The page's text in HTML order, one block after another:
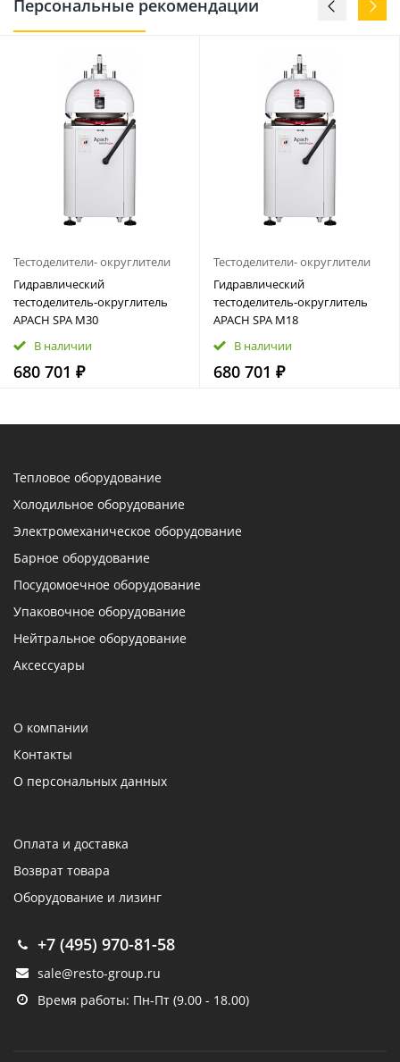
Персональные рекомендации
Тестоделители- округлители
Гидравлический
тестоделитель‑округлитель
APACH SPA M30
В наличии
680 701 ₽
Тестоделители- округлители
Гидравлический
тестоделитель‑округлитель
APACH SPA M18
В наличии
680 701 ₽
Тепловое оборудование
Холодильное оборудование
Электромеханическое оборудование
Барное оборудование
Посудомоечное оборудование
Упаковочное оборудование
Нейтральное оборудование
Аксессуары
О компании
Контакты
О персональных данных
Оплата и доставка
Возврат товара
Оборудование и лизинг
+7 (495) 970-81-58
sale@resto-group.ru
Время работы: Пн-Пт (9.00 - 18.00)